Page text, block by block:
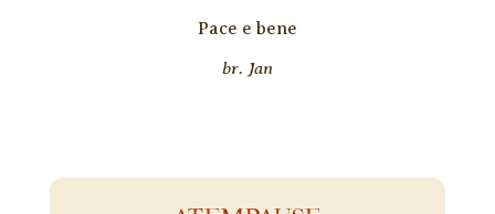
Pace e bene
br. Jan